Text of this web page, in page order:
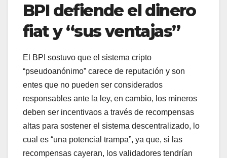
BPI defiende el dinero
fiat y “sus ventajas”
El BPI sostuvo que el sistema cripto
“pseudoanónimo” carece de reputación y son
entes que no pueden ser considerados
responsables ante la ley, en cambio, los mineros
deben ser incentivaos a través de recompensas
altas para sostener el sistema descentralizado, lo
cual es “una potencial trampa”, ya que, si las
recompensas cayeran, los validadores tendrían